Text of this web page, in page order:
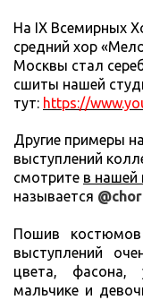
На IX Всемирных
средний хор
Москвы стал
сшиты нашей
тут: https://
Другие примеры
выступлений
смотрите в нашей
называется
Пошив
выступлений
цвета, фасона,
мальчике и